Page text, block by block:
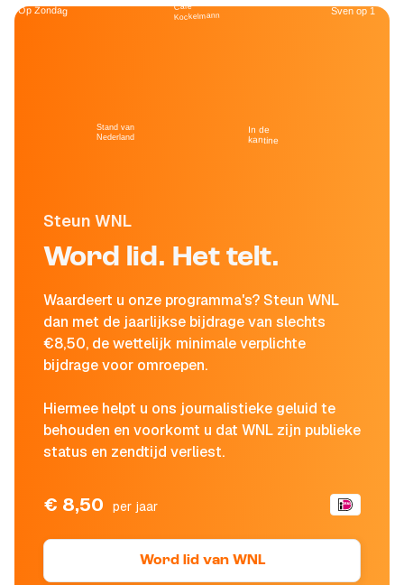
Steun WNL
Word lid. Het telt.
Waardeert u onze programma's? Steun WNL
dan met de jaarlijkse bijdrage van slechts
€8,50, de wettelijk minimale verplichte
bijdrage voor omroepen.
Hiermee helpt u ons journalistieke geluid te
behouden en voorkomt u dat WNL zijn publieke
status en zendtijd verliest.
€ 8,50 per jaar
Word lid van WNL
Op Zondag
Stand van
Nederland
Café
Kockelmann
In de
kantine
Sven op 1